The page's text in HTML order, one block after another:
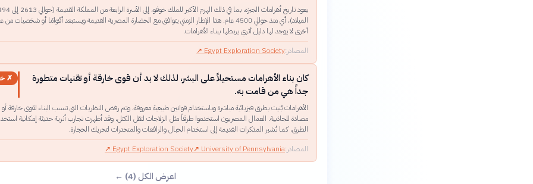
الميلاد)، أي منذ حوالي 4500 عام. هذا الإطار الزمني يتوافق مع الحضارة المصرية القديمة ويستبعد أقوامًا أو شخصيات
أخرى لا يوجد لها دليل أثري يربطها ببناء الأهرامات.
المصادر:Egypt Exploration Society
↗
كان بناء الأهرامات مستحيلاً على البشر، لذلك لا بد أن قوى خارقة أو تقنيات متطورة
جداً هي من قامت به.
✗
الأهرامات بُنيت بطرق فيزيائية مباشرة وباستخدام قوانين طبيعية معروفة، وتم رفض النظريات التي تنسب البناء لقوى خارقة أو
مضادة للجاذبية. العمال المصريون استخدموا طرقاً مثل الزلاجات لنقل الكتل، وقد أظهرت تجارب أثرية حديثة إمكانية
الطرق، كما تُشير المذكرات القديمة إلى استخدام الحبال والرافعات والمنحدرات لتحريك الحجارة.
المصادر:University of Pennsylvania
↗
Egypt Exploration Society
↗
اعرض الكل (4) ←